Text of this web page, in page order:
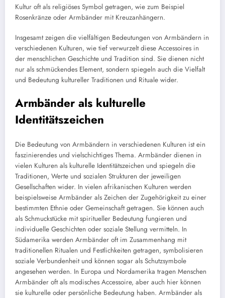
Kultur oft als religiöses Symbol getragen, wie zum Beispiel
Rosenkränze oder Armbänder mit Kreuzanhängern.
Insgesamt zeigen die vielfältigen Bedeutungen von Armbändern in
verschiedenen Kulturen, wie tief verwurzelt diese Accessoires in
der menschlichen Geschichte und Tradition sind. Sie dienen nicht
nur als schmückendes Element, sondern spiegeln auch die Vielfalt
und Bedeutung kultureller Traditionen und Rituale wider.
Armbänder als kulturelle
Identitätszeichen
Die Bedeutung von Armbändern in verschiedenen Kulturen ist ein
faszinierendes und vielschichtiges Thema. Armbänder dienen in
vielen Kulturen als kulturelle Identitätszeichen und spiegeln die
Traditionen, Werte und sozialen Strukturen der jeweiligen
Gesellschaften wider. In vielen afrikanischen Kulturen werden
beispielsweise Armbänder als Zeichen der Zugehörigkeit zu einer
bestimmten Ethnie oder Gemeinschaft getragen. Sie können auch
als Schmuckstücke mit spiritueller Bedeutung fungieren und
individuelle Geschichten oder soziale Stellung vermitteln. In
Südamerika werden Armbänder oft im Zusammenhang mit
traditionellen Ritualen und Festlichkeiten getragen, symbolisieren
soziale Verbundenheit und können sogar als Schutzsymbole
angesehen werden. In Europa und Nordamerika tragen Menschen
Armbänder oft als modisches Accessoire, aber auch hier können
sie kulturelle oder persönliche Bedeutung haben. Armbänder als